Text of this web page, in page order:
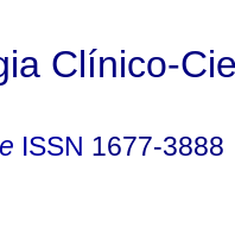
Clínico-
ISSN 1677-3888